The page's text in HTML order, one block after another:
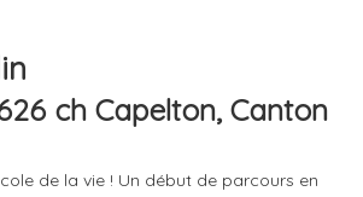
ch Capelton, Canton
de la vie ! Un début de parcours en